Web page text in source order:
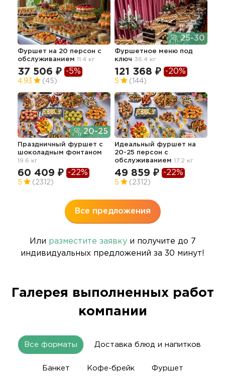
Фуршет на 20 персон с
обслуживанием 11.4 кг
37 506 ₽ -5%
4.93 (45)
25-30
Фуршетное меню под
ключ 36.4 кг
121 368 ₽ -20%
5 (144)
20-25
Праздничный фуршет с
шоколадным фонтаном
19.6 кг
60 409 ₽ -22%
5 (2312)
Идеальный фуршет на
20-25 персон с
обслуживанием 17.2 кг
49 859 ₽ -22%
5 (2312)
Все предложения
Или разместите заявкуи получите до 7
индивидуальных предложений за 30 минут!
Галерея выполненных работ
компании
Все форматы Доставка блюд и напитков
Банкет Кофе-брейк Фуршет